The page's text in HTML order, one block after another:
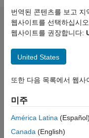
'raytrace'
function
for LEO
satellites
Guillem
2024 5월
24
1 답변
번역된 콘텐츠를 보고 지
웹사이트를 선택하십시
웹사이트를 권장합니다:
United States
또한 다음 목록에서 웹
미주
América Latina (Español)
Canada (English)